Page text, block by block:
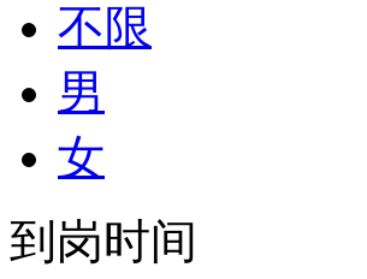
不限
男
女
到岗时间